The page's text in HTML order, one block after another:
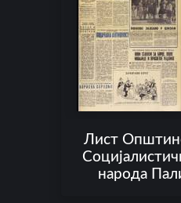
Лист
народа